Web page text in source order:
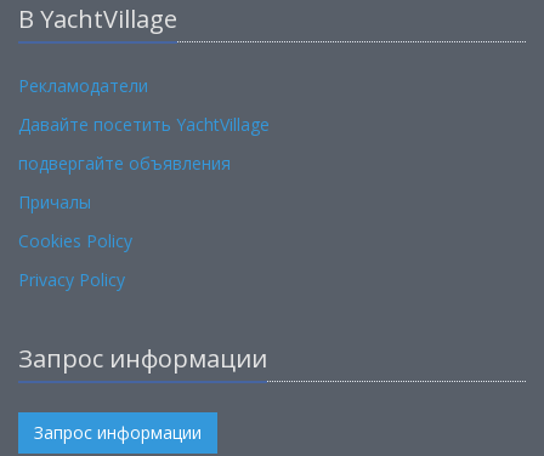
В YachtVillage
Рекламодатели
Давайте посетить YachtVillage
подвергайте объявления
Причалы
Cookies Policy
Privacy Policy
Запрос информации
Запрос информации